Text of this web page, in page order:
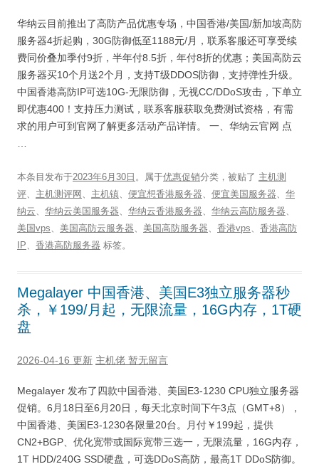
华纳云目前推出了高防产品优惠专场，中国香港/美国/新加坡高防
服务器4折起购，30G防御低至1188元/月，联系客服还可享受续
费同价叠加季付9折，半年付8.5折，年付8折的优惠；美国高防云
服务器买10个月送2个月，支持T级DDOS防御，支持弹性升级。
中国香港高防IP可选10G-无限防御，无视CC/DDoS攻击，下单立
即优惠400！支持压力测试，联系客服获取免费测试资格，有需
求的用户可到官网了解更多活动产品详情。 一、华纳云官网 点
本条目发布于2023年6月30日 。属于优惠促销分类，被贴了 主机测
评、 主机测评网 、 主机镇、 便宜想香港服务器、 便宜美国服务器、 华
纳云、 华纳云美国服务器、 华纳云香港服务器、 华纳云高防服务器、
美国vps、 美国高防云服务器、 美国高防服务器、 香港vps、 香港高防
IP、 香港高防服务器 标签。
Megalayer 中国香港、美国E3独立服务器秒
杀，￥199/月起，无限流量，16G内存，1T硬
盘
2026-04-16 更新 主机佬 暂无留言
Megalayer 发布了四款中国香港、美国E3-1230 CPU独立服务器
促销。6月18日至6月20日，每天北京时间下午3点（GMT+8），
中国香港、美国E3-1230各限量20台。月付￥199起，提供
CN2+BGP、优化宽带或国际宽带三选一，无限流量，16G内存，
1T HDD/240G SSD硬盘，可选DDoS高防，最高1T DDoS防御。